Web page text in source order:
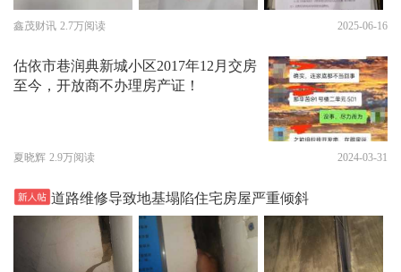
鑫茂财讯 2.7万阅读 2025-06-16
估依市巷润典新城小区2017年12月交房
至今，开放商不办理房产证！
夏晓辉 2.9万阅读 2024-03-31
道路维修导致地基塌陷住宅房屋严重倾斜